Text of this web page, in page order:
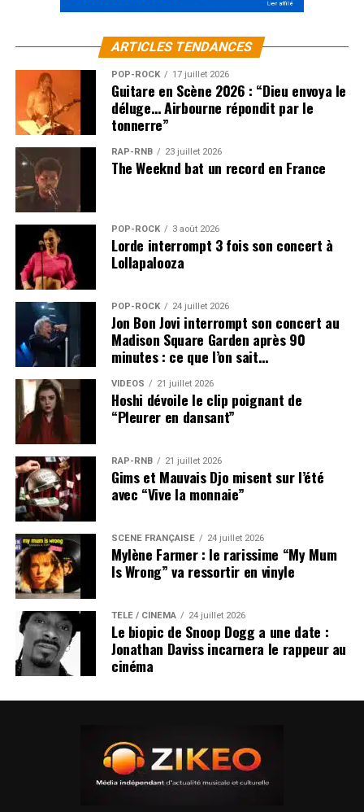
ARTICLES TENDANCES
POP-ROCK 17 juillet 2026
Guitare en Scène 2026 : “Dieu envoya le
déluge… Airbourne répondit par le
tonnerre”
RAP-RNB 23 juillet 2026
The Weeknd bat un record en France
POP-ROCK 3 août 2026
Lorde interrompt 3 fois son concert à
Lollapalooza
POP-ROCK 24 juillet 2026
Jon Bon Jovi interrompt son concert au
Madison Square Garden après 90
minutes : ce que l’on sait…
VIDEOS 21 juillet 2026
Hoshi dévoile le clip poignant de
“Pleurer en dansant”
RAP-RNB 21 juillet 2026
Gims et Mauvais Djo misent sur l’été
avec “Vive la monnaie”
SCÈNE FRANÇAISE 24 juillet 2026
Mylène Farmer : le rarissime “My Mum
Is Wrong” va ressortir en vinyle
TÉLÉ / CINÉMA 24 juillet 2026
Le biopic de Snoop Dogg a une date :
Jonathan Daviss incarnera le rappeur au
cinéma